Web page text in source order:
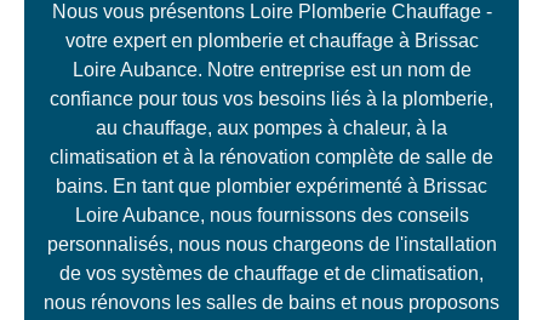
Nous vous présentons Loire Plomberie Chauffage -
votre expert en plomberie et chauffage à Brissac
Loire Aubance. Notre entreprise est un nom de
confiance pour tous vos besoins liés à la plomberie,
au chauffage, aux pompes à chaleur, à la
climatisation et à la rénovation complète de salle de
bains. En tant que plombier expérimenté à Brissac
Loire Aubance, nous fournissons des conseils
personnalisés, nous nous chargeons de l'installation
de vos systèmes de chauffage et de climatisation,
nous rénovons les salles de bains et nous proposons